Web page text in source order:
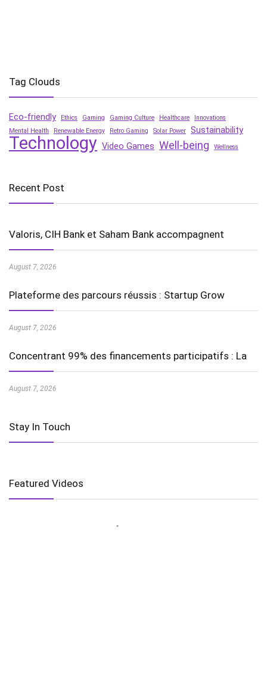
Tag Clouds
Eco-friendly Ethics Gaming Gaming Culture Healthcare
Innovations
Mental Health
Renewable Energy Retro Gaming Solar Power Sustainability
Technology Video Games Well-being Wellness
Recent Post
Valoris, CIH Bank et Saham Bank accompagnent
August 7, 2026
Plateforme des parcours réussis : Startup Grow
August 7, 2026
Concentrant 99% des financements participatifs : La
August 7, 2026
Stay In Touch
Featured Videos
AI in Education is Transforming Learning Experiences